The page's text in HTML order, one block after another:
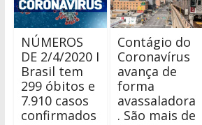
NÚMEROS
DE 2/4/2020 I
Brasil tem
299 óbitos e
7.910 casos
confirmados
Contágio do
Coronavírus
avança de
forma
avassaladora
. São mais de